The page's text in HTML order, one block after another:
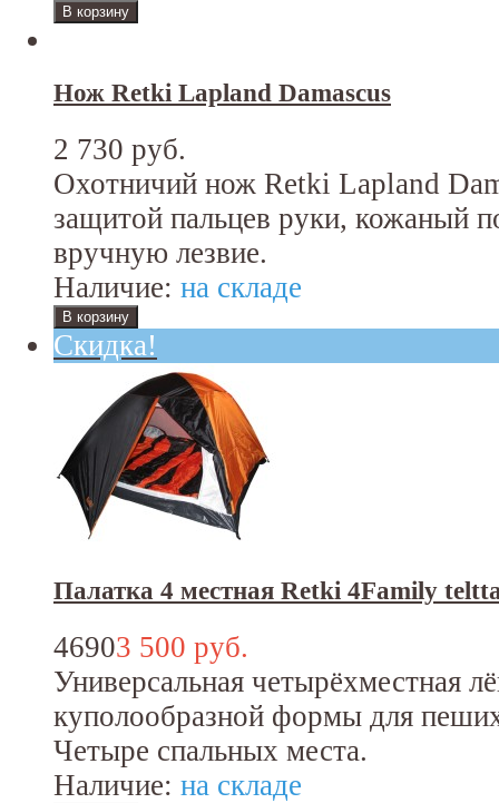
Нож Retki Lapland Damascus
2 730 руб.
Охотничий нож Retki Lapland
защитой пальцев руки, кожаный
вручную лезвие.
Наличие: на складе
Скидка!
Палатка 4 местная Retki 4Family
46903 500 руб.
Универсальная четырёхместная
куполообразной формы для
Четыре спальных места.
Наличие: на складе